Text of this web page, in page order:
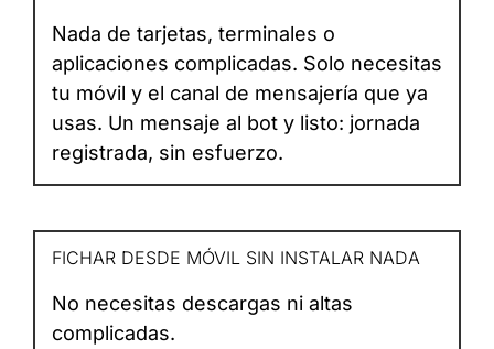
Nada de tarjetas, terminales o
aplicaciones complicadas. Solo necesitas
tu móvil y el canal de mensajería que ya
usas. Un mensaje al bot y listo: jornada
registrada, sin esfuerzo.
FICHAR DESDE MÓVIL SIN INSTALAR NADA
No necesitas descargas ni altas
complicadas.